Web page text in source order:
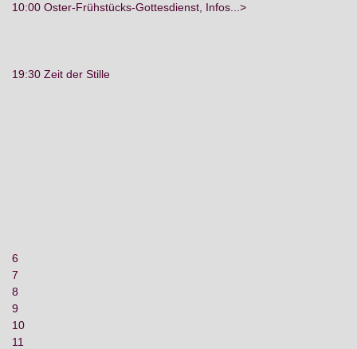
10:00 Oster-Frühstücks-Gottesdienst, Infos...>
19:30 Zeit der Stille
6
7
8
9
10
11